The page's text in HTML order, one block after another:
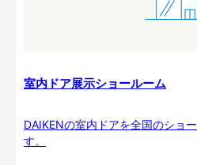
室内ドア展示ショールーム
DAIKENの室内ドアを全国のショ
す。